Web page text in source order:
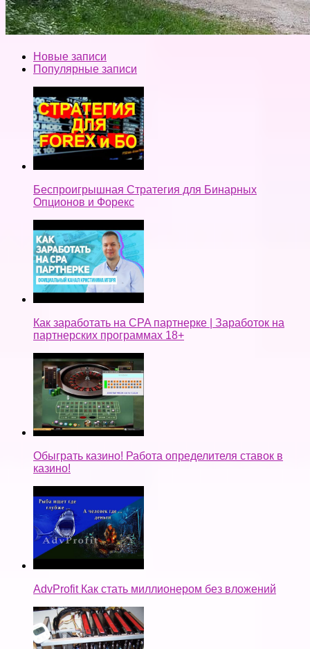
Новые записи
Популярные записи
Беспроигрышная Стратегия для Бинарных
Опционов и Форекс
Как заработать на CPA партнерке | Заработок на
партнерских программах 18+
Обыграть казино! Работа определителя ставок в
казино!
AdvProfit Как стать миллионером без вложений